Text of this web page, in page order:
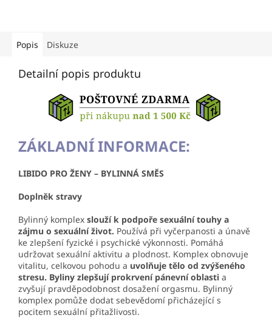
Popis Diskuze
Detailní popis produktu
ZÁKLADNÍ INFORMACE:
LIBIDO PRO ŽENY – BYLINNÁ SMĚS
Doplněk stravy
Bylinný komplex slouží k podpoře sexuální touhy a
zájmu o sexuální život. Používá při vyčerpanosti a únavě
ke zlepšení fyzické i psychické výkonnosti. Pomáhá
udržovat sexuální aktivitu a plodnost. Komplex obnovuje
vitalitu, celkovou pohodu a uvolňuje tělo od zvýšeného
stresu. Byliny zlepšují prokrvení pánevní oblasti a
zvyšují pravděpodobnost dosažení orgasmu. Bylinný
komplex pomůže dodat sebevědomí přicházející s
pocitem sexuální přitažlivosti.